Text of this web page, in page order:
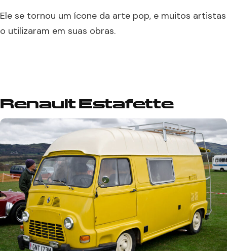
Ele se tornou um ícone da arte pop, e muitos artistas
o utilizaram em suas obras.
Renault Estafette